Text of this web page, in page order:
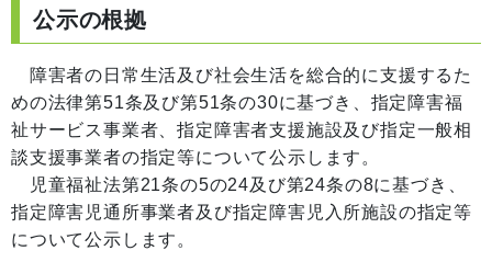
公示の根拠
障害者の日常生活及び社会生活を総合的に支援するた
めの法律第51条及び第51条の30に基づき、指定障害福
祉サービス事業者、指定障害者支援施設及び指定一般相
談支援事業者の指定等について公示します。
児童福祉法第21条の5の24及び第24条の8に基づき、
指定障害児通所事業者及び指定障害児入所施設の指定等
について公示します。